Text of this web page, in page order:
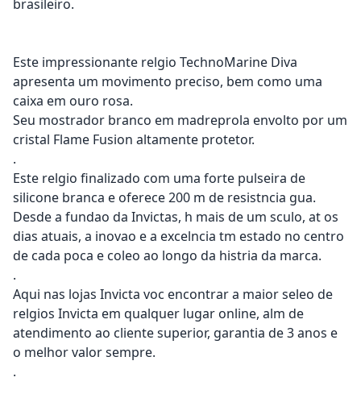
brasileiro.
Este impressionante relgio TechnoMarine Diva
apresenta um movimento preciso, bem como uma
caixa em ouro rosa.
Seu mostrador branco em madreprola envolto por um
cristal Flame Fusion altamente protetor.
.
Este relgio finalizado com uma forte pulseira de
silicone branca e oferece 200 m de resistncia gua.
Desde a fundao da Invictas, h mais de um sculo, at os
dias atuais, a inovao e a excelncia tm estado no centro
de cada poca e coleo ao longo da histria da marca.
.
Aqui nas lojas Invicta voc encontrar a maior seleo de
relgios Invicta em qualquer lugar online, alm de
atendimento ao cliente superior, garantia de 3 anos e
o melhor valor sempre.
.